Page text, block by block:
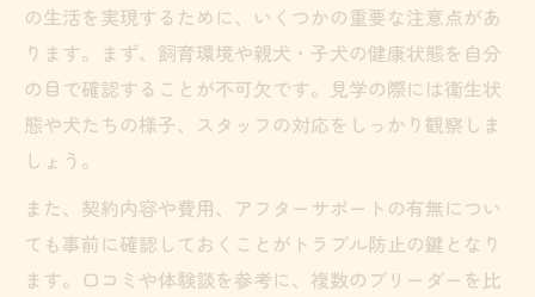
の生活を実現するために、いくつかの重要な注意点があ
ります。まず、飼育環境や親犬・子犬の健康状態を自分
の目で確認することが不可欠です。見学の際には衛生状
態や犬たちの様子、スタッフの対応をしっかり観察しま
しょう。
また、契約内容や費用、アフターサポートの有無につい
ても事前に確認しておくことがトラブル防止の鍵となり
ます。口コミや体験談を参考に、複数のブリーダーを比